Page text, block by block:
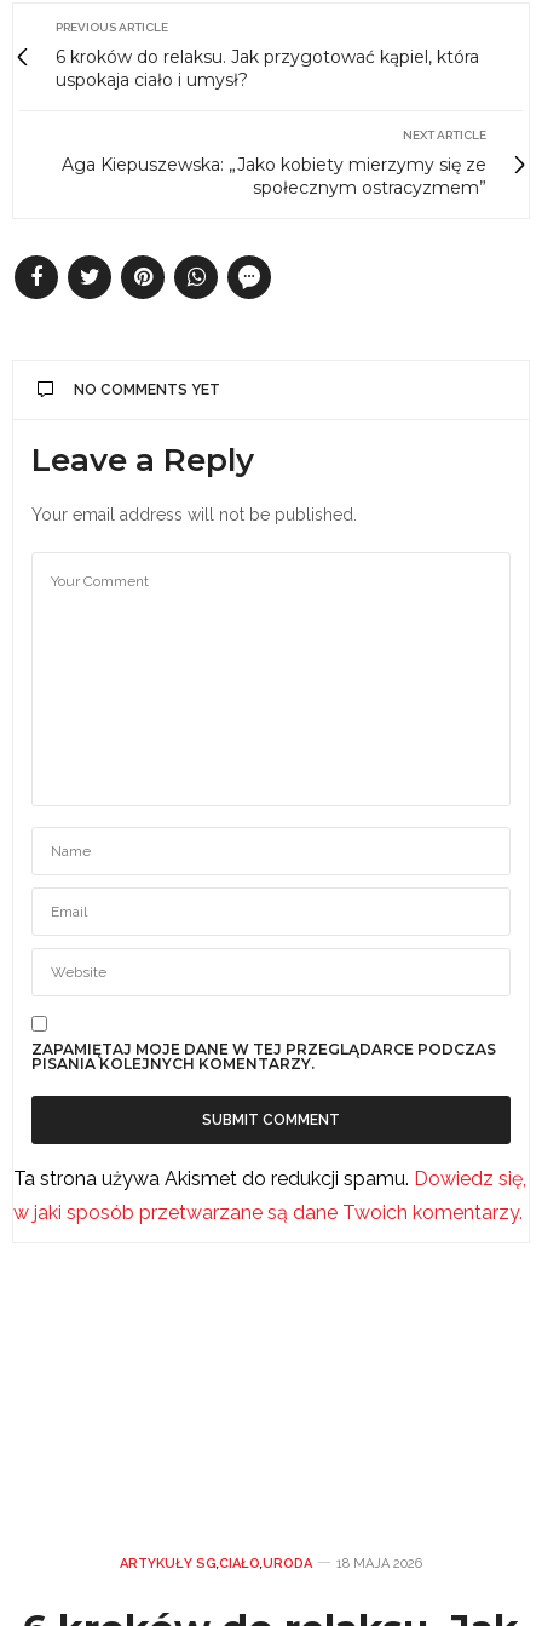
PREVIOUS ARTICLE
6 kroków do relaksu. Jak przygotować kąpiel, która
uspokaja ciało i umysł?
NEXT ARTICLE
Aga Kiepuszewska: „Jako kobiety mierzymy się ze
społecznym ostracyzmem”
NO COMMENTS YET
Leave a Reply
Your email address will not be published.
ZAPAMIĘTAJ MOJE DANE W TEJ PRZEGLĄDARCE PODCZAS
PISANIA KOLEJNYCH KOMENTARZY.
Ta strona używa Akismet do redukcji spamu. Dowiedz się,
w jaki sposób przetwarzane są dane Twoich komentarzy.
ARTYKUŁY SG,CIAŁO,URODA 18 MAJA 2026